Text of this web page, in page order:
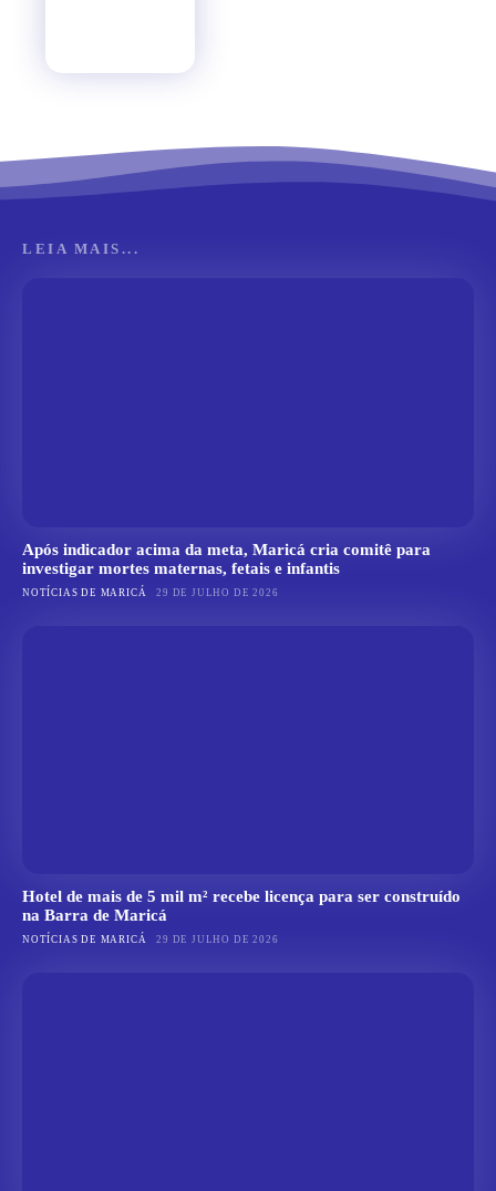
LEIA MAIS...
Após indicador acima da meta, Maricá cria comitê para
investigar mortes maternas, fetais e infantis
NOTÍCIAS DE MARICÁ 29 DE JULHO DE 2026
Hotel de mais de 5 mil m² recebe licença para ser construído
na Barra de Maricá
NOTÍCIAS DE MARICÁ 29 DE JULHO DE 2026